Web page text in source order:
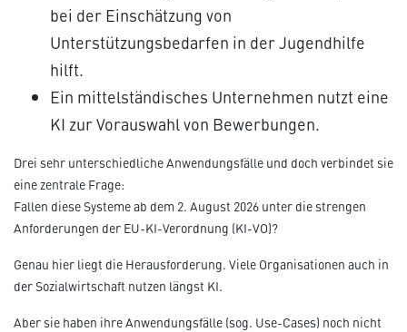
bei der Einschätzung von
Unterstützungsbedarfen in der Jugendhilfe
hilft.
Ein mittelständisches Unternehmen nutzt eine
KI zur Vorauswahl von Bewerbungen.
Drei sehr unterschiedliche Anwendungsfälle und doch verbindet sie
eine zentrale Frage:
Fallen diese Systeme ab dem 2. August 2026 unter die strengen
Anforderungen der EU-KI-Verordnung (KI-VO)?
Genau hier liegt die Herausforderung. Viele Organisationen auch in
der Sozialwirtschaft nutzen längst KI.
Aber sie haben ihre Anwendungsfälle (sog. Use-Cases) noch nicht